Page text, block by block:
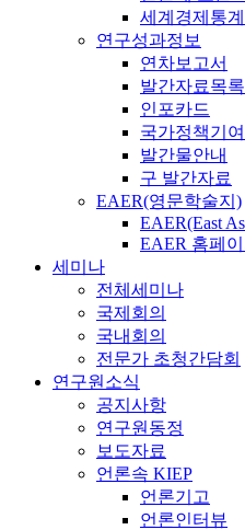
세계경제통계
연구성과정보
연차보고서
발간자료목록
인포카드
국가정책기
발간물안내
구 발간자료
EAER(영문학술지)
EAER(East
EAER 홈페이
세미나
전체세미나
국제회의
국내회의
전문가 초청간담회
연구원소식
공지사항
연구원동정
보도자료
언론속 KIEP
언론기고
언론인터뷰